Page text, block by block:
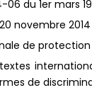
06 du 1er mars
novembre
de
textes
de